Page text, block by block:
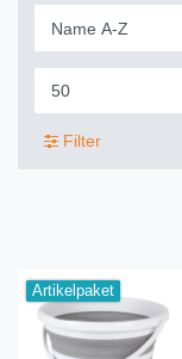
Filter
Artikelpaket